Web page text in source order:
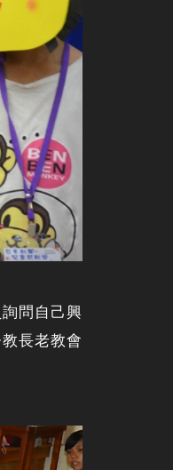
問自己興
長老教會